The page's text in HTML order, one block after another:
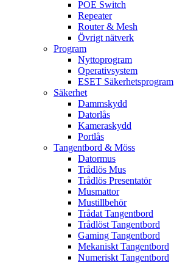
POE Switch
Repeater
Router & Mesh
Övrigt nätverk
Program
Nyttoprogram
Operativsystem
ESET Säkerhetsprogram
Säkerhet
Dammskydd
Datorlås
Kameraskydd
Portlås
Tangentbord & Möss
Datormus
Trådlös Mus
Trådlös Presentatör
Musmattor
Mustillbehör
Trådat Tangentbord
Trådlöst Tangentbord
Gaming Tangentbord
Mekaniskt Tangentbord
Numeriskt Tangentbord